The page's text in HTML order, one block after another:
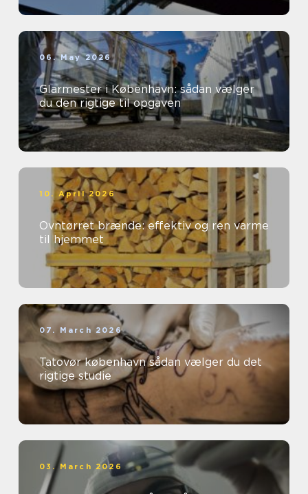
06. May 2026
Glarmester i København: sådan vælger
du den rigtige til opgaven
10. April 2026
Ovntørret brænde: effektiv og ren varme
til hjemmet
07. March 2026
Tatovør københavn sådan vælger du det
rigtige studie
03. March 2026